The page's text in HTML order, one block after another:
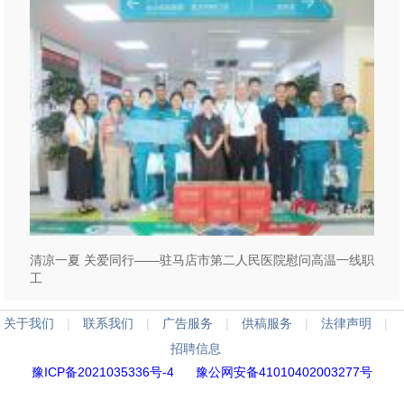
清凉一夏 关爱同行——驻马店市第二人民医院慰问高温一线职
工
关于我们 | 联系我们 | 广告服务 | 供稿服务 | 法律声明
|
招聘信息
豫ICP备2021035336号-4
豫公网安备41010402003277号